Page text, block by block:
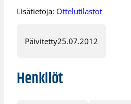
Lisätietoja: Ottelutilastot
Päivitetty25.07.2012
Henkilöt